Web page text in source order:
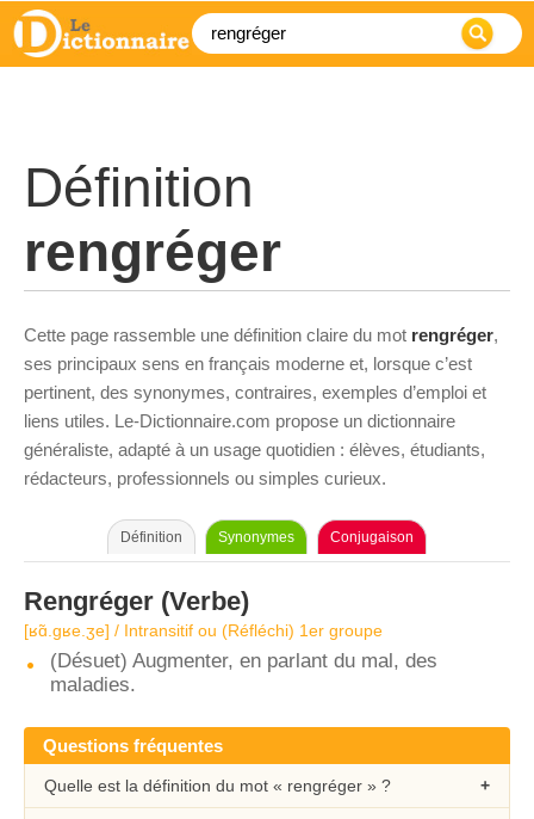
Définition
rengréger
Cette page rassemble une définition claire du mot rengréger,
ses principaux sens en français moderne et, lorsque c’est
pertinent, des synonymes, contraires, exemples d’emploi et
liens utiles. Le-Dictionnaire.com propose un dictionnaire
généraliste, adapté à un usage quotidien : élèves, étudiants,
rédacteurs, professionnels ou simples curieux.
Définition Synonymes Conjugaison
Rengréger (Verbe)
[ʁɑ̃.ɡʁe.ʒe] / Intransitif ou (Réfléchi) 1er groupe
(Désuet) Augmenter, en parlant du mal, des
maladies.
Questions fréquentes
Quelle est la définition du mot « rengréger » ?